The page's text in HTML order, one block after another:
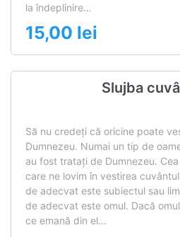
la îndeplinire…
15,00 lei
Slujba
Să nu credeți că oricine poate
Dumnezeu. Numai un tip de
au fost tratați de Dumnezeu.
care ne lovim în vestirea
de adecvat este subiectul sau
de adecvat este omul. Dacă
ce emană din el…